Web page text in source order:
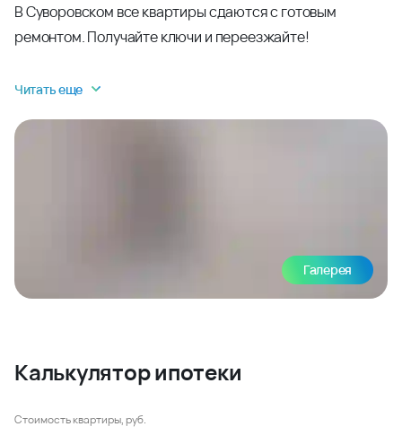
В Суворовском все квартиры сдаются с готовым
ремонтом. Получайте ключи и переезжайте!
Читать еще
Галерея
Калькулятор ипотеки
Стоимость квартиры, руб.